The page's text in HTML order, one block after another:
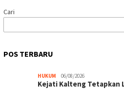
Cari
POS TERBARU
HUKUM 06/08/2026
Kejati Kalteng Tetapkan